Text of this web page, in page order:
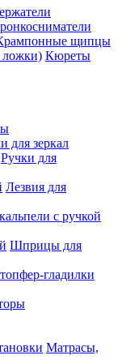
щипцы
Кюреты
для зеркал
Ручки для
Лезвия для
с ручкой
Шприцы для
гладилки
Матрасы,